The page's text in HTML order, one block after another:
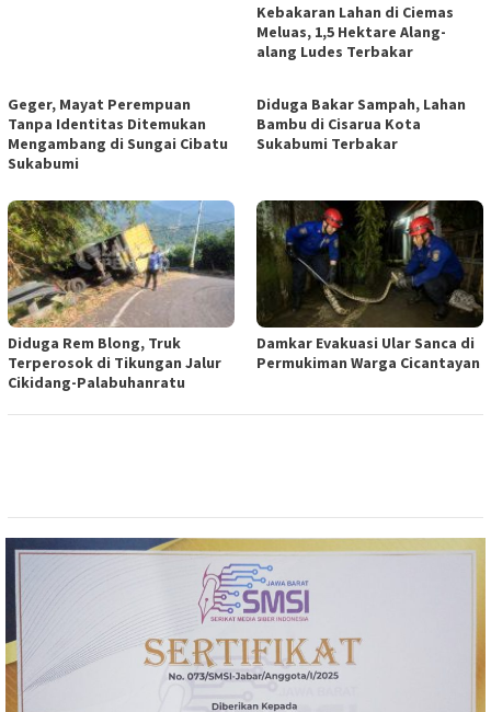
Kebakaran Lahan di Ciemas
Meluas, 1,5 Hektare Alang-
alang Ludes Terbakar
Geger, Mayat Perempuan
Tanpa Identitas Ditemukan
Mengambang di Sungai Cibatu
Sukabumi
Diduga Bakar Sampah, Lahan
Bambu di Cisarua Kota
Sukabumi Terbakar
Diduga Rem Blong, Truk
Terperosok di Tikungan Jalur
Cikidang-Palabuhanratu
Damkar Evakuasi Ular Sanca di
Permukiman Warga Cicantayan